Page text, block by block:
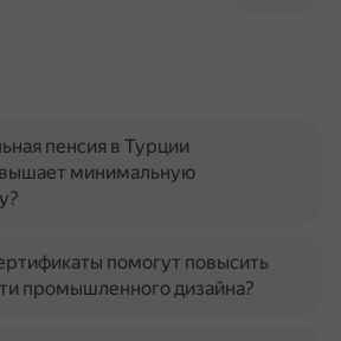
пенсия в Турции
минимальную
помогут повысить
промышленного дизайна?